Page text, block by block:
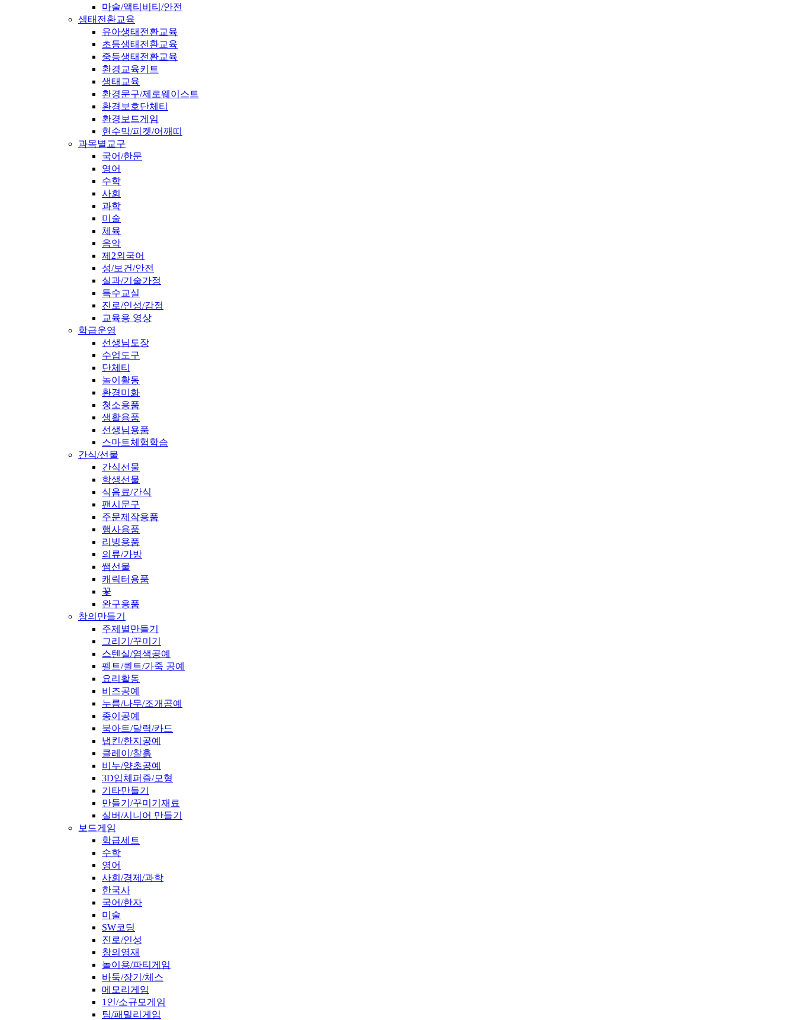
마술/액티비티/안전
생태전환교육
유아생태전환교육
초등생태전환교육
중등생태전환교육
환경교육키트
생태교육
환경문구/제로웨이스트
환경보호단체티
환경보드게임
현수막/피켓/어깨띠
과목별교구
국어/한문
영어
수학
사회
과학
미술
체육
음악
제2외국어
성/보건/안전
실과/기술가정
특수교실
진로/인성/감정
교육용 영상
학급운영
선생님도장
수업도구
단체티
놀이활동
환경미화
청소용품
생활용품
선생님용품
스마트체험학습
간식/선물
간식선물
학생선물
식음료/간식
팬시문구
주문제작용품
행사용품
리빙용품
의류/가방
쌤선물
캐릭터용품
꽃
완구용품
창의만들기
주제별만들기
그리기/꾸미기
스텐실/염색공예
펠트/퀼트/가죽 공예
요리활동
비즈공예
누름/나무/조개공예
종이공예
북아트/달력/카드
냅킨/한지공예
클레이/찰흙
비누/양초공예
3D입체퍼즐/모형
기타만들기
만들기/꾸미기재료
실버/시니어 만들기
보드게임
학급세트
수학
영어
사회/경제/과학
한국사
국어/한자
미술
SW코딩
진로/인성
창의영재
놀이용/파티게임
바둑/장기/체스
메모리게임
1인/소규모게임
팀/패밀리게임